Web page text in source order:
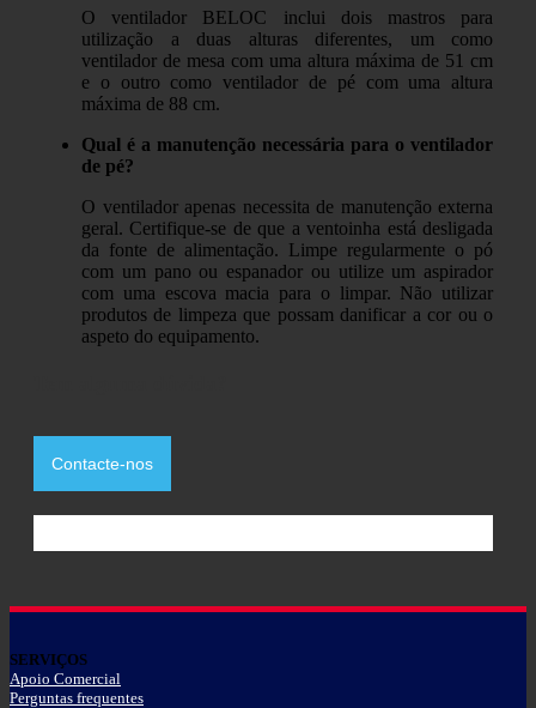
O ventilador BELOC inclui dois mastros para
utilização a duas alturas diferentes, um como
ventilador de mesa com uma altura máxima de 51 cm
e o outro como ventilador de pé com uma altura
máxima de 88 cm.
Qual é a manutenção necessária para o ventilador
de pé?
O ventilador apenas necessita de manutenção externa
geral. Certifique-se de que a ventoinha está desligada
da fonte de alimentação. Limpe regularmente o pó
com um pano ou espanador ou utilize um aspirador
com uma escova macia para o limpar. Não utilizar
produtos de limpeza que possam danificar a cor ou o
aspeto do equipamento.
Contacte-nos
SERVIÇOS
Apoio Comercial
Perguntas frequentes